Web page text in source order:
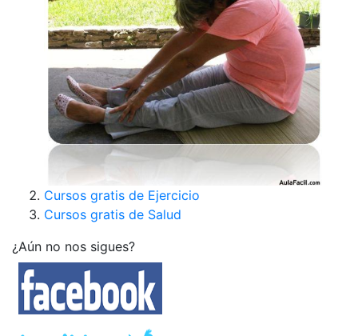
Cursos gratis de Ejercicio
Cursos gratis de Salud
¿Aún no nos sigues?